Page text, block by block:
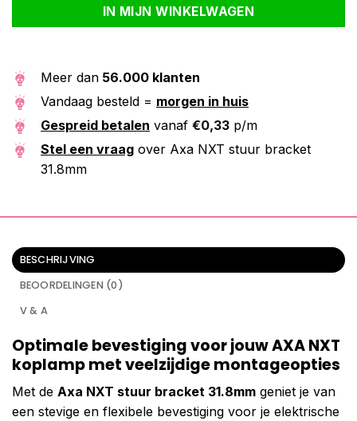
IN MIJN WINKELWAGEN
Meer dan 56.000 klanten
Vandaag besteld = morgen in huis
Gespreid betalen vanaf €0,33 p/m
Stel een vraag over Axa NXT stuur bracket
31.8mm
BESCHRIJVING
BEOORDELINGEN (0)
V & A
Optimale bevestiging voor jouw AXA NXT
koplamp met veelzijdige montageopties
Met de Axa NXT stuur bracket 31.8mm geniet je van
een stevige en flexibele bevestiging voor je elektrische